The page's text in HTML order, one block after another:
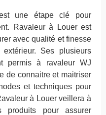
une étape clé pour
Ravaleur à Louer est
avec qualité et finesse
Ses plusieurs
permis à ravaleur WJ
de connaitre et maitriser
et techniques pour
à Louer veillera à
produits pour assurer